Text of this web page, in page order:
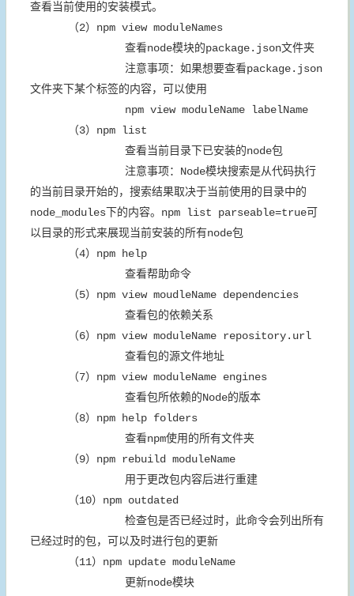
查看当前使用的安装模式。
（2）npm view moduleNames
查看node模块的package.json文件夹
注意事项：如果想要查看package.json
文件夹下某个标签的内容，可以使用
npm view moduleName labelName
（3）npm list
查看当前目录下已安装的node包
注意事项：Node模块搜索是从代码执行
的当前目录开始的，搜索结果取决于当前使用的目录中的
node_modules下的内容。npm list parseable=true可
以目录的形式来展现当前安装的所有node包
（4）npm help
查看帮助命令
（5）npm view moudleName dependencies
查看包的依赖关系
（6）npm view moduleName repository.url
查看包的源文件地址
（7）npm view moduleName engines
查看包所依赖的Node的版本
（8）npm help folders
查看npm使用的所有文件夹
（9）npm rebuild moduleName
用于更改包内容后进行重建
（10）npm outdated
检查包是否已经过时，此命令会列出所有
已经过时的包，可以及时进行包的更新
（11）npm update moduleName
更新node模块